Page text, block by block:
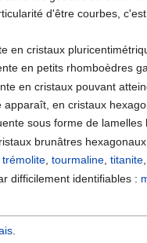
d'être courbes,
en cristaux
en petits rhomboèdres
en cristaux pouvant
apparaît, en cristaux
sous forme de
brunâtres
trémolite ,tourmaline ,titanite
difficilement identifiables :